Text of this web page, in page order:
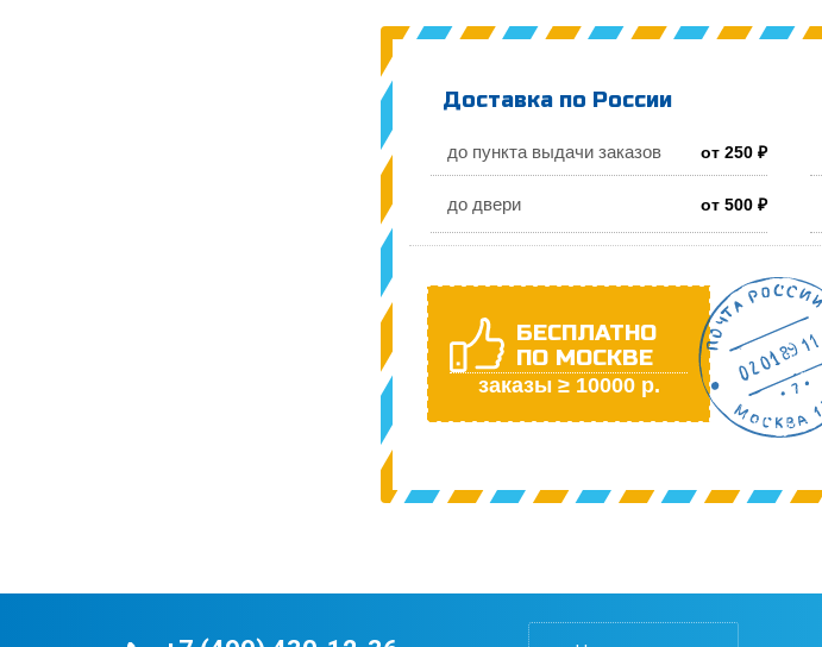
Доставка по России
до пункта выдачи заказов от 250 ₽
до двери от 500 ₽
БЕСПЛАТНО
ПО МОСКВЕ
заказы ≥ 10000 р.